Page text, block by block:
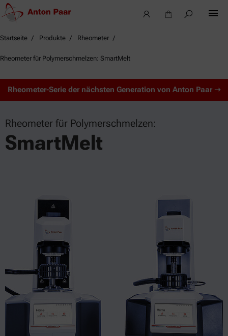
Startseite Produkte Rheometer
Rheometer für Polymerschmelzen: SmartMelt
Rheometer-Serie der nächsten Generation von Anton Paar ➝
Rheometer für Polymerschmelzen:
SmartMelt